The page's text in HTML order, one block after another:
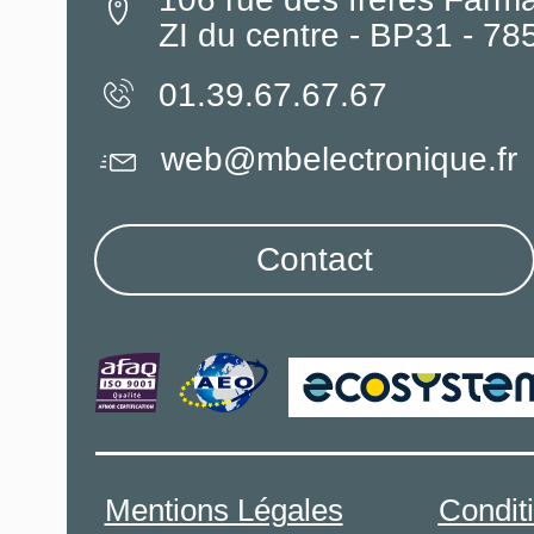
ZI du centre - BP31 -
01.39.67.67.67
Mentions Légales
web@mbelectronique.fr
Contact